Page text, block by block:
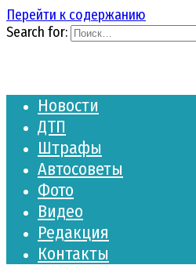
Перейти к содержанию
Search for:
Новости
ДТП
Штрафы
Автосоветы
Фото
Видео
Редакция
Контакты